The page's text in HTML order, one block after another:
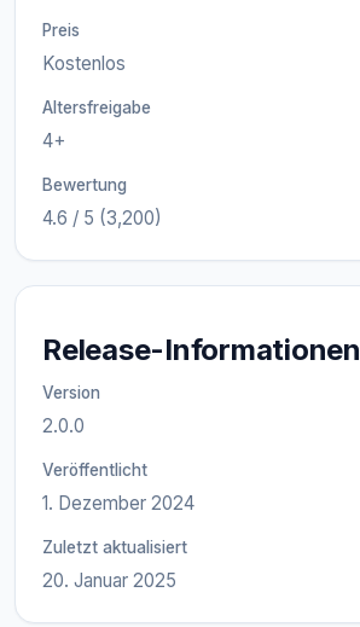
Preis
Kostenlos
Altersfreigabe
4+
Bewertung
4.6 / 5 (3,200)
Release-Informationen
Version
2.0.0
Veröffentlicht
1. Dezember 2024
Zuletzt aktualisiert
20. Januar 2025